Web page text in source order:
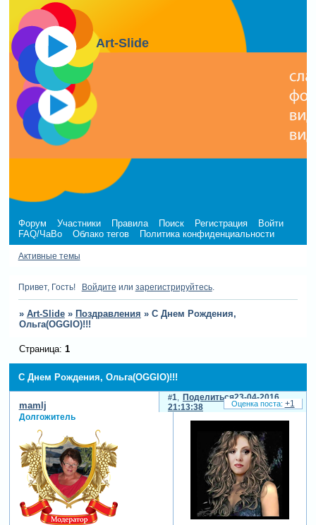
Art-Slide
Форум Участники Правила Поиск Регистрация
Войти
FAQ/ЧаВо
Облако тегов Политика конфиденциальности
Активные темы
Привет, Гость! Войдите или зарегистрируйтесь.
» Art-Slide » Поздравления » С Днем Рождения,
Ольга(OGGIO)!!!
С Днем Рождения, Ольга(OGGIO)!!!
Страница: 1
Поделиться
1
23-04-2016
21:13:38
mamlj
Долгожитель
+1